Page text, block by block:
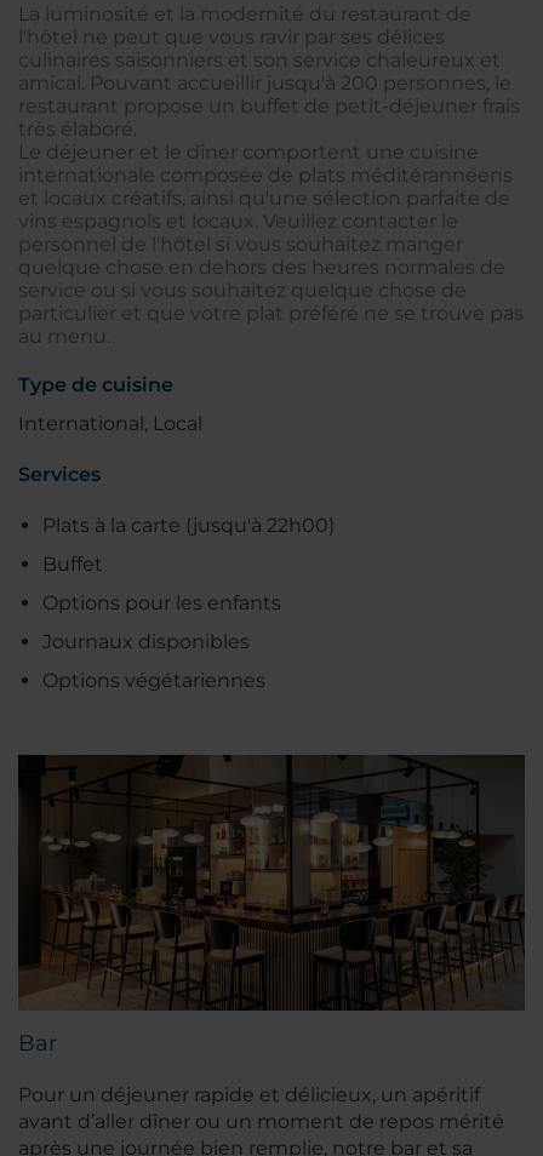
La luminosité et la modernité du restaurant de
l'hôtel ne peut que vous ravir par ses délices
culinaires saisonniers et son service chaleureux et
amical. Pouvant accueillir jusqu'à 200 personnes, le
restaurant propose un buffet de petit-déjeuner frais
très élaboré.
Le déjeuner et le dîner comportent une cuisine
internationale composée de plats méditérannéens
et locaux créatifs, ainsi qu'une sélection parfaite de
vins espagnols et locaux. Veuillez contacter le
personnel de l'hôtel si vous souhaitez manger
quelque chose en dehors des heures normales de
service ou si vous souhaitez quelque chose de
particulier et que votre plat préféré ne se trouve pas
au menu.
Type de cuisine
International, Local
Services
Plats à la carte (jusqu'à 22h00)
Buffet
Options pour les enfants
Journaux disponibles
Options végétariennes
Bar
Pour un déjeuner rapide et délicieux, un apéritif
avant d’aller dîner ou un moment de repos mérité
après une journée bien remplie, notre bar et sa